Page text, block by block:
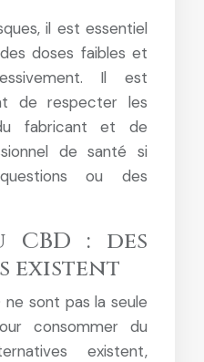
il est essentiel
doses faibles et
Il est
de respecter les
fabricant et de
de santé si
ou des
CBD : des
existent
ne sont pas la seule
consommer du
existent,